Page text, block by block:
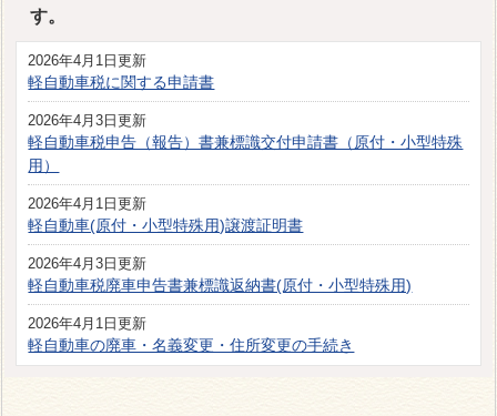
す。
2026年4月1日更新
軽自動車税に関する申請書
2026年4月3日更新
軽自動車税申告（報告）書兼標識交付申請書（原付・小型特殊
用）
2026年4月1日更新
軽自動車(原付・小型特殊用)譲渡証明書
2026年4月3日更新
軽自動車税廃車申告書兼標識返納書(原付・小型特殊用)
2026年4月1日更新
軽自動車の廃車・名義変更・住所変更の手続き